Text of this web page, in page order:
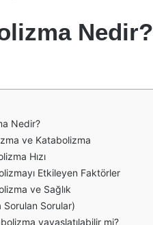
Nedir?
Nedir?
ve Katabolizma
Hızı
Etkileyen Faktörler
ve Sağlık
Sorulan Sorular)
yavaşlatılabilir mi?